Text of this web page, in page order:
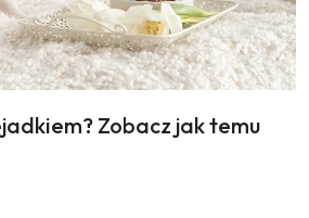
Zobacz jak temu